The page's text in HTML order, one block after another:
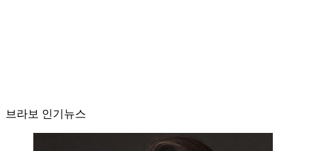
브라보 인기뉴스